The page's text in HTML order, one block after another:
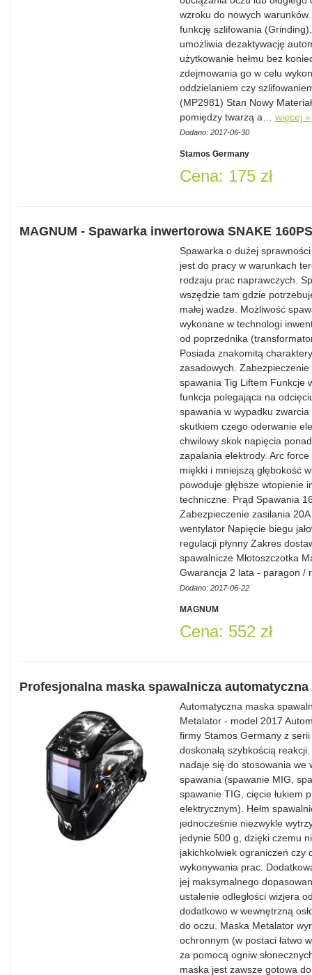
wzroku do nowych
funkcję szlifowania
umożliwia dezaktywację
użytkowanie hełmu bez
zdejmowania go w celu
oddzielaniem czy
(MP2981) Stan Nowy
pomiędzy twarzą a… więcej »
Dodano: 2017-06-30
Stamos Germany
Cena: 175 zł
MAGNUM - Spawarka inwertorowa SNAKE 160PS
Spawarka o dużej
jest do pracy w warunkach
rodzaju prac naprawczych.
wszędzie tam gdzie
małej wadze. Możliwość
wykonane w technologi
od poprzednika
Posiada znakomitą
zasadowych.
spawania Tig Liftem Funkcje
funkcja polegająca na
spawania w wypadku
skutkiem czego oderwanie
chwilowy skok napięcia
zapalania elektrody. Arc
miękki i mniejszą głębokość
powoduje głębsze wtopienie
techniczne: Prąd Spawania
Zabezpieczenie zasilania
wentylator Napięcie biegu
regulacji płynny Zakres
spawalnicze Młotoszczotka
Gwarancja 2 lata - paragon
Dodano: 2017-06-22
MAGNUM
Cena: 552 zł
Profesjonalna maska spawalnicza automatyczna
Automatyczna maska
Metalator - model 2017
firmy Stamos Germany z
doskonałą szybkością
nadaje się do stosowania we
spawania (spawanie MIG,
spawanie TIG, cięcie łukiem
elektrycznym). Hełm
jednocześnie niezwykle
jedynie 500 g, dzięki czemu
jakichkolwiek ograniczeń czy
wykonywania prac.
jej maksymalnego
ustalenie odległości wizjera
dodatkowo w wewnętrzną
do oczu. Maska Metalator
ochronnym (w postaci łatwo
za pomocą ogniw
maska jest zawsze gotowa